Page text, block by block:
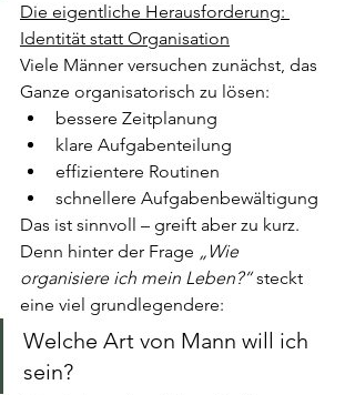
Die eigentliche Herausforderung:
Identität statt Organisation
Viele Männer versuchen zunächst, das
Ganze organisatorisch zu lösen:
bessere Zeitplanung
klare Aufgabenteilung
effizientere Routinen
schnellere Aufgabenbewältigung
Das ist sinnvoll – greift aber zu kurz.
Denn hinter der Frage „Wie
organisiere ich mein Leben?“ steckt
eine viel grundlegendere:
Welche Art von Mann will ich
sein?